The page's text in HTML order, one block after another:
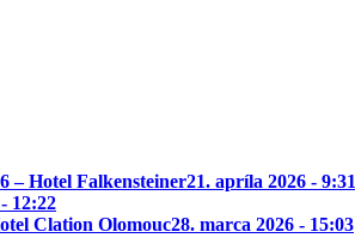
– Hotel Falkensteiner21. apríla 2026 - 9:31
12:22
Clation Olomouc28. marca 2026 - 15:03